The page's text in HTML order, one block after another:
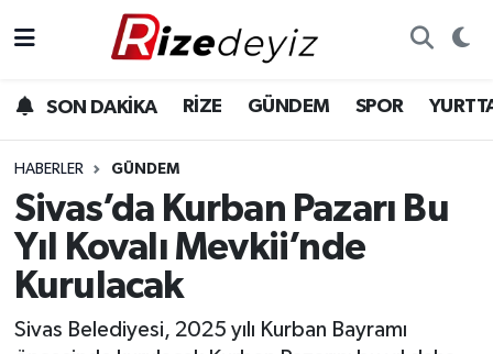
SON DAKİKA RİZE GÜNDEM SPOR
HABERLER GÜNDEM
Sivas’da Kurban Pazarı Bu
Yıl Kovalı Mevkii’nde
Kurulacak
Sivas Belediyesi, 2025 yılı Kurban Bayramı
Gündem
Yurttan Haberler
Ekonomi
Rize Hava Durumu
Rize Trafik Yoğunluk Haritası
Süper Lig Puan Durumu ve Fikstür